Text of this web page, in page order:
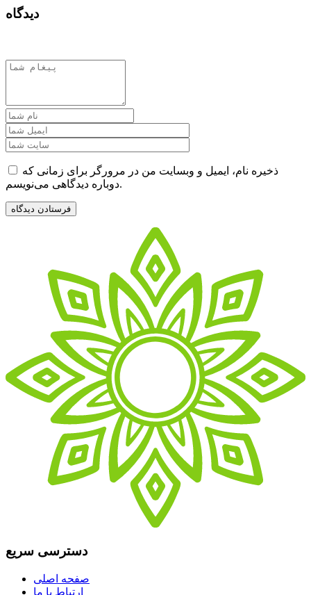
دیدگاه
ذخیره نام، ایمیل و وبسایت من در مرورگر برای زمانی که
دوباره دیدگاهی می‌نویسم.
دسترسی سریع
صفحه اصلی
ارتباط با ما